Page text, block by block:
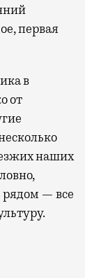
первая
в
от
наших
рядом — все